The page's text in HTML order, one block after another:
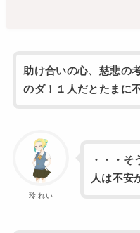
助け合いの心、慈悲の
のダ！１人だとたまに
玲 れい
・・・そ
人は不安